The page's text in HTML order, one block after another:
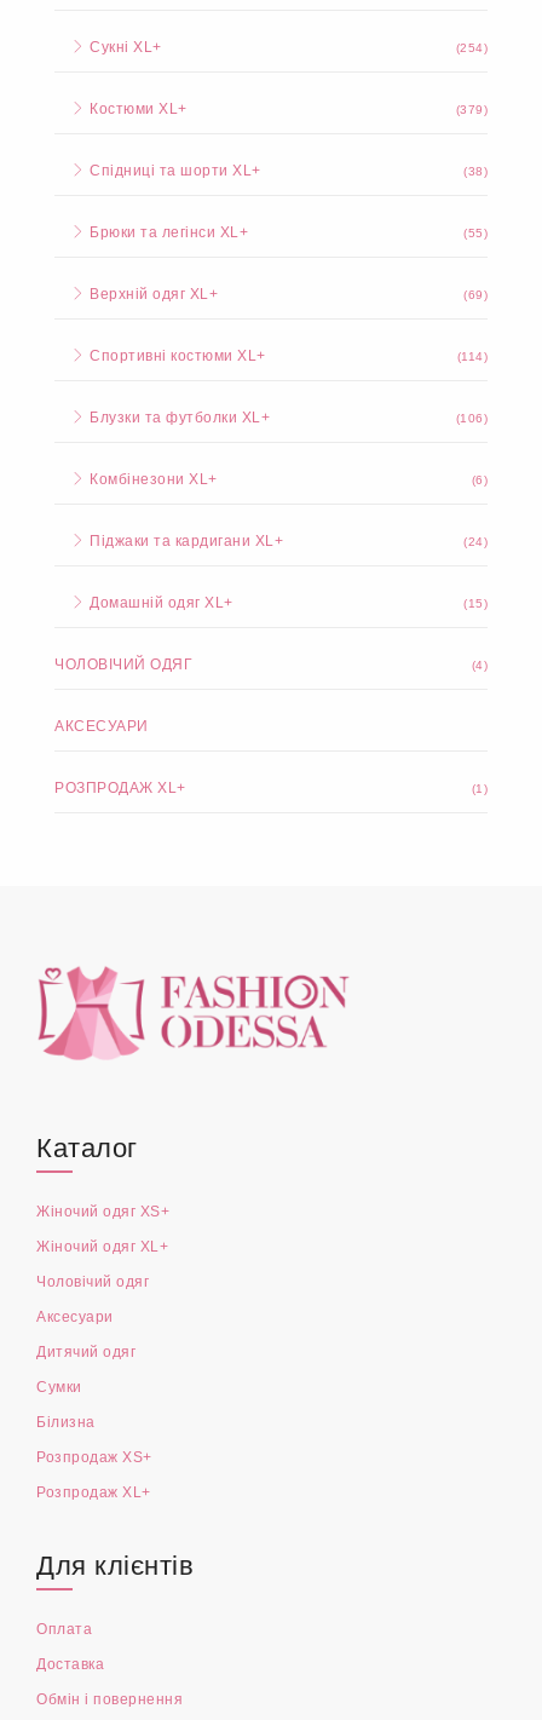
Сукні XL+ (254)
Костюми XL+ (379)
Спідниці та шорти XL+ (38)
Брюки та легінси XL+ (55)
Верхній одяг XL+ (69)
Спортивні костюми XL+ (114)
Блузки та футболки XL+ (106)
Комбінезони XL+ (6)
Піджаки та кардигани XL+ (24)
Домашній одяг XL+ (15)
ЧОЛОВІЧИЙ ОДЯГ (4)
АКСЕСУАРИ
РОЗПРОДАЖ XL+ (1)
Каталог
Жіночий одяг XS+
Жіночий одяг XL+
Чоловічий одяг
Аксесуари
Дитячий одяг
Сумки
Білизна
Розпродаж XS+
Розпродаж XL+
Для клієнтів
Оплата
Доставка
Обмін і повернення